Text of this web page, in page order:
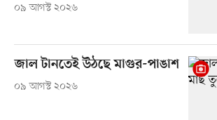
০৯ আগস্ট ২০২৬
জাল টানতেই উঠছে মাগুর-পাঙাশ
০৯ আগস্ট ২০২৬